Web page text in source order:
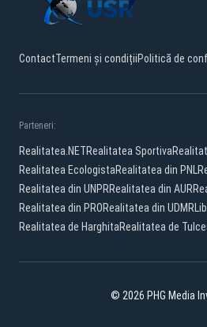
ContactTermeni și condițiiPolitică de
Parteneri:
Realitatea.NETRealitatea Sportiva
Realitatea EcologistaRealitatea din PNL
Realitatea din UNPRRealitatea din AUR
Realitatea din PRORealitatea din UDMR
Realitatea de HarghitaRealitatea de
© 2026 PHG Media